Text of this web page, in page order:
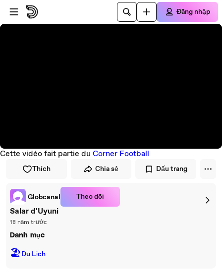
Đi đến trình phát
Đi đến nội dung chính
Đăng nhập
Cette vidéo fait partie du Corner Football
Thích Chia sẻ Dấu trang
Globcanal Theo dõi
Salar d'Uyuni
18 năm trước
Danh mục
🏖Du Lịch